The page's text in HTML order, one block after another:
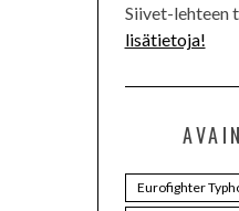
Siivet-lehteen
lisätietoja!
Eurofighter